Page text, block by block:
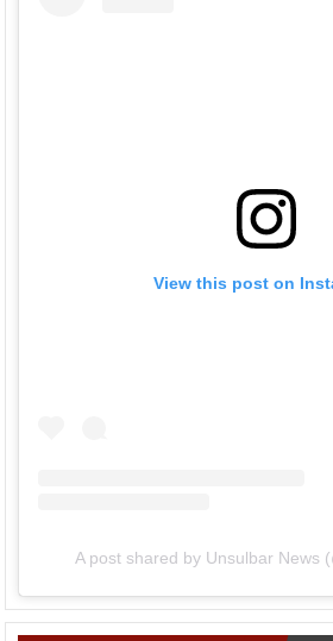
View this post on
A post shared by Unsulbar News